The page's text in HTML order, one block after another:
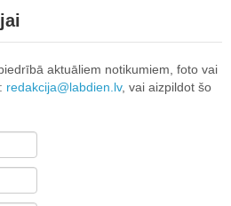
aktuāliem notikumiem, foto vai
redakcija@labdien.lv, vai aizpildot šo